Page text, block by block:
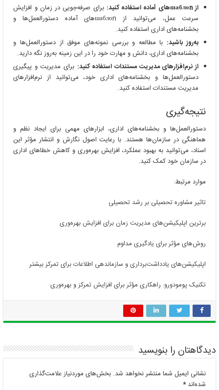
از шаблоn‌های آماده استفاده کنید:
برای صرفه‌جویی در زمان و افزایش
سرعت عمل، می‌توانید از шаблоn‌های آماده دستورالعمل‌ها و
بخشنامه‌های اداری استفاده کنید.
به‌روز باشید: با مطالعه و بررسی نمونه‌های موفق از دستورالعمل‌ها و
بخشنامه‌های اداری، دانش و مهارت خود را در این زمینه به‌روز نگه دارید.
از نرم‌افزارهای مدیریت مستندات استفاده کنید: برای مدیریت و پیگیری
دستورالعمل‌ها و بخشنامه‌های اداری خود، می‌توانید از نرم‌افزارهای
مدیریت مستندات استفاده کنید.
نتیجه‌گیری
دستورالعمل‌ها و بخشنامه‌های اداری، ابزارهای مهمی برای ایجاد نظم و
هماهنگی در سازمان‌ها هستند. با رعایت اصول نگارش و انتشار مؤثر این
اسناد، می‌توانید به بهبود عملکرد، افزایش بهره‌وری و کاهش خطاهای اداری
در سازمان خود کمک کنید.
موارد مرتبط:
تاثیر مشاوره تحصیلی بر رشد تحصیلی
برترین اپلیکیشن‌های مدیریت زمان برای افزایش بهره‌وری
روش‌های مؤثر برای یادگیری مداوم
اپلیکیشن‌های یادداشت‌برداری و سازماندهی اطلاعات برای تمرکز بیشتر
تکنیک پومودورو: راهکاری مؤثر برای افزایش تمرکز و بهره‌وری
دیدگاهتان را بنویسید
نشانی ایمیل شما منتشر نخواهد شد. بخش‌های موردنیاز علامت‌گذاری
شده‌اند*